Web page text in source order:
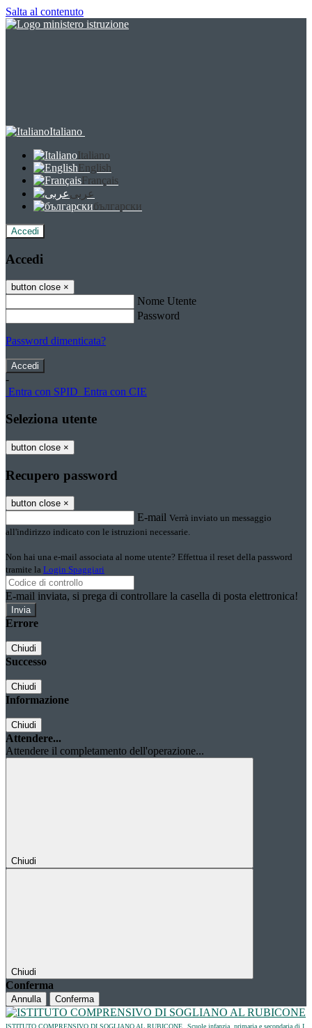
Salta al contenuto
Italiano
Italiano
English
Français
عربى
български
Accedi
Accedi
button close ×
Nome Utente
Password
Password dimenticata?
-
Entra con SPID Entra con CIE
Seleziona utente
button close ×
Recupero password
button close ×
E-mail Verrà inviato un messaggio
all'indirizzo indicato con le istruzioni necessarie.
Non hai una e-mail associata al nome utente? Effettua il reset della password
tramite la Login Spaggiari
E-mail inviata, si prega di controllare la casella di posta elettronica!
Errore
Chiudi
Successo
Chiudi
Informazione
Chiudi
Attendere...
Attendere il completamento dell'operazione...
Chiudi
Chiudi
Conferma
Annulla Conferma